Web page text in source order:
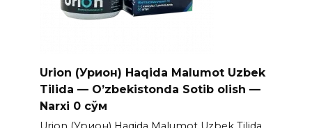
Urion (Урион) Haqida Malumot Uzbek
Tilida — O’zbekistonda Sotib olish —
Narxi 0 сўм